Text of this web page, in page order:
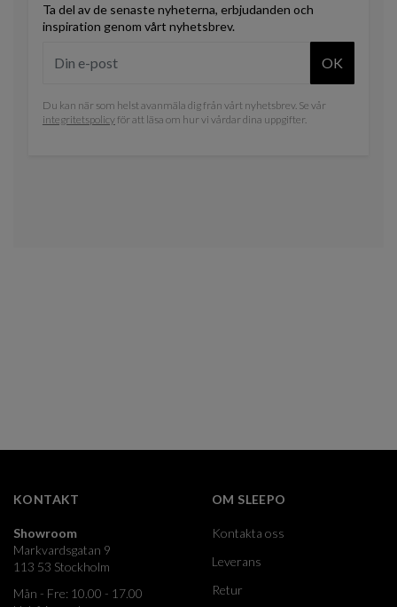
Ta del av de senaste nyheterna, erbjudanden och
inspiration genom vårt nyhetsbrev.
OK
Du kan när som helst avanmäla dig från vårt nyhetsbrev. Se vår
integritetspolicyför att läsa om hur vi vårdar dina uppgifter.
KONTAKT
Showroom
Markvardsgatan 9
113 53 Stockholm
Mån - Fre: 10.00 - 17.00
OM SLEEPO
Kontakta oss
Leverans
Retur